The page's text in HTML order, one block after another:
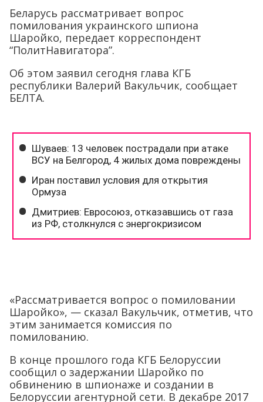
Беларусь рассматривает вопрос
помилования украинского шпиона
Шаройко, передает корреспондент
“ПолитНавигатора”.
Об этом заявил сегодня глава КГБ
республики Валерий Вакульчик, сообщает
БЕЛТА.
«Рассматривается вопрос о помиловании
Шаройко», — сказал Вакульчик, отметив, что
этим занимается комиссия по
помилованию.
В конце прошлого года КГБ Белоруссии
сообщил о задержании Шаройко по
обвинению в шпионаже и создании в
Белоруссии агентурной сети. В декабре 2017